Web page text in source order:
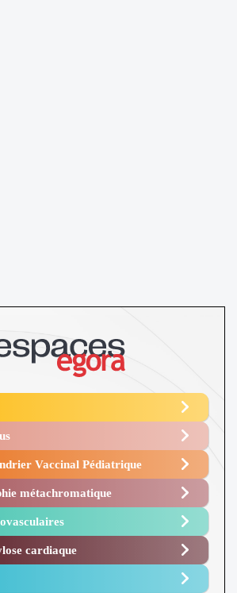
Vaccinal Pédiatrique
métachromatique
cardiaque